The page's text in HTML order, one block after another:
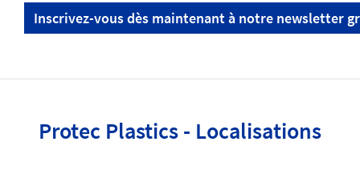
Inscrivez-vous dès maintenant à notre newsletter
Protec Plastics - Localisations